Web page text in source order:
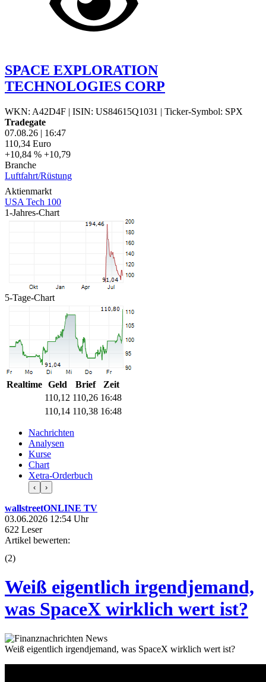
SPACE EXPLORATION
TECHNOLOGIES CORP
WKN: A42D4F | ISIN: US84615Q1031 | Ticker-Symbol: SPX
Tradegate
07.08.26 | 16:47
110,34 Euro
+10,84 % +10,79
Branche
Luftfahrt/Rüstung
Aktienmarkt
USA Tech 100
1-Jahres-Chart
5-Tage-Chart
Realtime Geld Brief
Zeit
110,12 110,26 16:48
110,14 110,38 16:48
Nachrichten
Analysen
Kurse
Chart
Xetra-Orderbuch
‹ ›
wallstreetONLINE TV
03.06.2026 12:54 Uhr
622 Leser
Artikel bewerten:
(2)
Weiß eigentlich irgendjemand,
was SpaceX wirklich wert ist?
Weiß eigentlich irgendjemand, was SpaceX wirklich wert ist?